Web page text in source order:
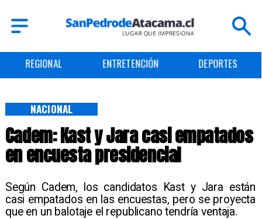
REGIONAL ENTRETENCIÓN DEPORTES
Cadem: Kast y Jara casi empatados
en encuesta presidencial
Según Cadem, los candidatos Kast y Jara están
casi empatados en las encuestas, pero se proyecta
que en un balotaje el republicano tendría ventaja.
NACIONAL